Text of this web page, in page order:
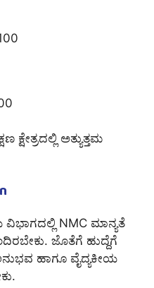
ಅತ್ಯುತ್ತಮ
NMC ಮಾನ್ಯತೆ
ಜೊತೆಗೆ ಹುದ್ದೆಗೆ
ಹಾಗೂ ವೈದ್ಯಕೀಯ